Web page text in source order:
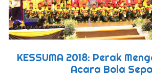
KESSUMA 2018: Perak
Acara Bola